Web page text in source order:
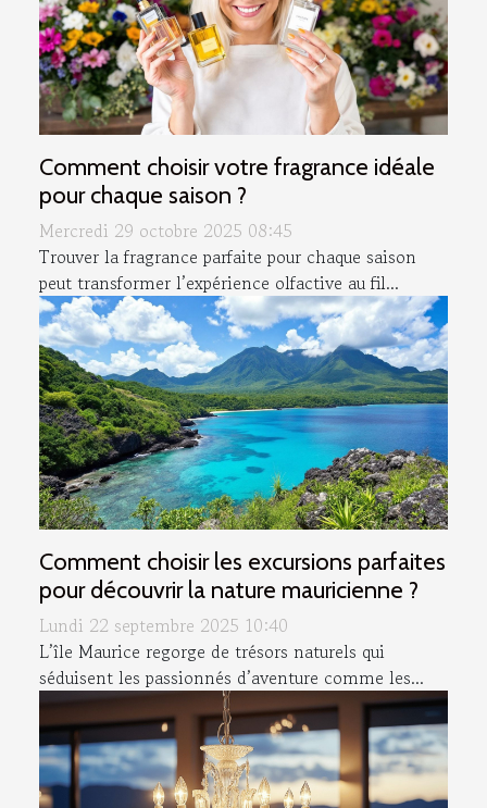
Comment choisir votre fragrance idéale
pour chaque saison ?
Mercredi 29 octobre 2025 08:45
Trouver la fragrance parfaite pour chaque saison
peut transformer l’expérience olfactive au fil...
Comment choisir les excursions parfaites
pour découvrir la nature mauricienne ?
Lundi 22 septembre 2025 10:40
L’île Maurice regorge de trésors naturels qui
séduisent les passionnés d’aventure comme les...